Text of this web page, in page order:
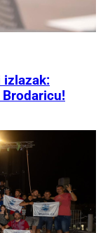
izlazak:
Brodaricu!